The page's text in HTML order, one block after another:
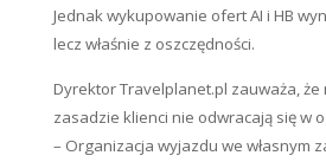
Jednak wykupowanie ofert AI i HB
lecz właśnie z oszczędności.
Dyrektor Travelplanet.pl zauważa, że
zasadzie klienci nie odwracają się w
– Organizacja wyjazdu we własnym